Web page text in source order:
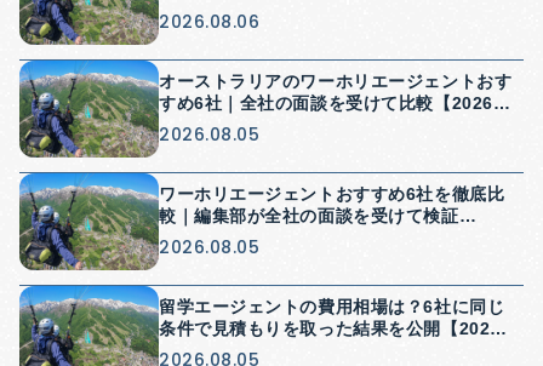
ら検証【2026年】
2026.08.06
オーストラリアのワーホリエージェントおす
すめ6社｜全社の面談を受けて比較【2026
年】
2026.08.05
ワーホリエージェントおすすめ6社を徹底比
較｜編集部が全社の面談を受けて検証
【2026年】
2026.08.05
留学エージェントの費用相場は？6社に同じ
条件で見積もりを取った結果を公開【2026
年】
2026.08.05